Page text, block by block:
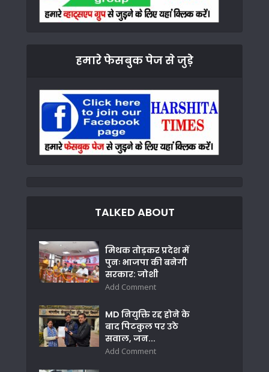
हमारे फेसबुक पेज से जुड़े
TALKED ABOUT
मिथक तोड़कर प्रदेश में
पुनः भाजपा की बनेगी
सरकार: जोशी
Add Comment
MD नियुक्ति रद्द होने के
बाद पिटकुल पर उठे
सवाल, जन...
Add Comment